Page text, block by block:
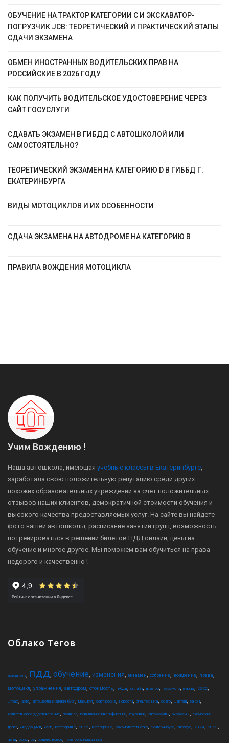
ОБУЧЕНИЕ НА ТРАКТОР КАТЕГОРИИ C И ЭКСКАВАТОР-
ПОГРУЗЧИК JCB: ТЕОРЕТИЧЕСКИЙ И ПРАКТИЧЕСКИЙ ЭТАПЫ
СДАЧИ ЭКЗАМЕНА
ОБМЕН ИНОСТРАННЫХ ВОДИТЕЛЬСКИХ ПРАВ НА
РОССИЙСКИЕ В 2026 ГОДУ
КАК ПОЛУЧИТЬ ВОДИТЕЛЬСКОЕ УДОСТОВЕРЕНИЕ ЧЕРЕЗ
САЙТ ГОСУСЛУГИ
СДАВАТЬ ЭКЗАМЕН В ГИБДД С АВТОШКОЛОЙ ИЛИ
САМОСТОЯТЕЛЬНО?
ТЕОРЕТИЧЕСКИЙ ЭКЗАМЕН НА КАТЕГОРИЮ D В ГИББД Г.
ЕКАТЕРИНБУРГА
ВИДЫ МОТОЦИКЛОВ И ИХ ОСОБЕННОСТИ
СДАЧА ЭКЗАМЕНА НА АВТОДРОМЕ НА КАТЕГОРИЮ В
ПРАВИЛА ВОЖДЕНИЯ МОТОЦИКЛА
Учим Вождению !
Наша автошкола, имеющая учебные классы в Екатеринбурге,
заработала свою положительную репутацию среди других
похожих образовательных учреждений за счет положительных
отзывов наших клиентов, демократичной стоимости обучения и
высокого качества предоставляемых услуг. На сайте вы найдете
фото нашей автошколы, расписание занятий групп, возможность
потренироваться в решении билетов ПДД онлайн, цены на
обучение и многое другое. Мы поможем вам обучиться на права -
недорого и качественно !
Облако Тегов
автошкола, пдд, обучение, изменения, экзамен, собрание, вождение, права,
мотоцикл, упражнения, автодром, стоимость, гибдд, онлайн, трактор, техосмотр, курсы, 2022,
штраф, авто, автошкола екатеринбург, маршрут, сортировка, новости, спецтехника, осаго, шарташ, закон,
водительское удостоверение, правила, повышение квалификации, грузовик, автомобиль, экзамены, сибирский
тракт, квадроцикл, коап, категория c, 2025, категория d, законодательство, екатеринбург, автобус, 2024, 2023,
цена, офис, ce, водительское, тракторист-машинист